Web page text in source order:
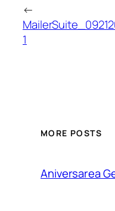
←
1
MORE POSTS
Aniversarea